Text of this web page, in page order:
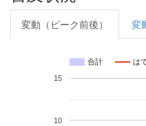
変動（ピーク前後） 変
合計 は
10
15